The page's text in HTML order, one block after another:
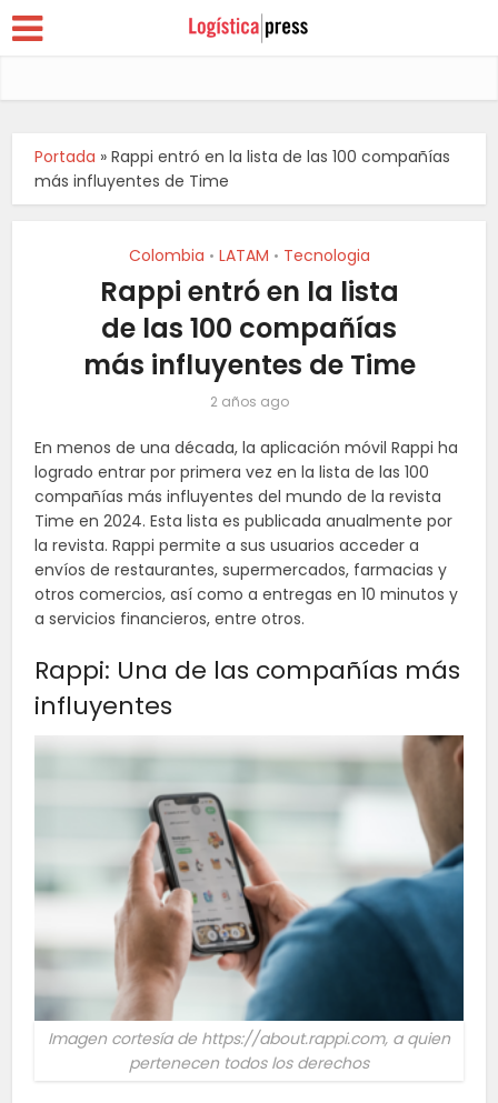
Portada »Rappi entró en la lista de las 100 compañías
más influyentes de Time
Colombia • LATAM • Tecnologia
Rappi entró en la lista
de las 100 compañías
más influyentes de Time
2 años ago
En menos de una década, la aplicación móvil Rappi ha
logrado entrar por primera vez en la lista de las 100
compañías más influyentes del mundo de la revista
Time en 2024. Esta lista es publicada anualmente por
la revista. Rappi permite a sus usuarios acceder a
envíos de restaurantes, supermercados, farmacias y
otros comercios, así como a entregas en 10 minutos y
a servicios financieros, entre otros.
Rappi: Una de las compañías más
influyentes
Imagen cortesía de https://about.rappi.com, a quien
pertenecen todos los derechos